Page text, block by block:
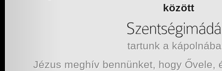
között
tartunk a
Jézus meghív bennünket, hogy Ővele,